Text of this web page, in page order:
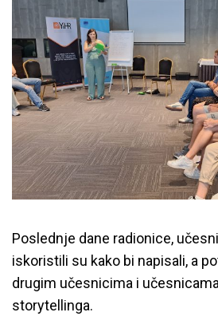
Poslednje dane radionice,
iskoristili su kako bi napisali, a
drugim učesnicima i
storytellinga.